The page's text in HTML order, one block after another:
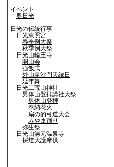
イベント
奥日光
日光の伝統行事
日光東照宮
春季例大祭
秋季例大祭
日光山輪王寺
開山会
強飯式
外山毘沙門天縁日
延年舞
日光二荒山神社
男体山登拝講社大祭
男体山登拝
奉納花火
扇の的弓道大会
みやま踊り
弥生祭
日光山湯元温泉寺
採燈大護摩供